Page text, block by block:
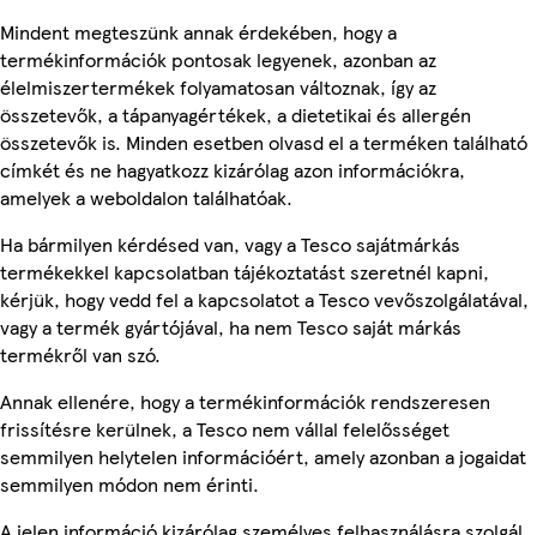
Mindent megteszünk annak érdekében, hogy a
termékinformációk pontosak legyenek, azonban az
élelmiszertermékek folyamatosan változnak, így az
összetevők, a tápanyagértékek, a dietetikai és allergén
összetevők is. Minden esetben olvasd el a terméken található
címkét és ne hagyatkozz kizárólag azon információkra,
amelyek a weboldalon találhatóak.
Ha bármilyen kérdésed van, vagy a Tesco sajátmárkás
termékekkel kapcsolatban tájékoztatást szeretnél kapni,
kérjük, hogy vedd fel a kapcsolatot a Tesco vevőszolgálatával,
vagy a termék gyártójával, ha nem Tesco saját márkás
termékről van szó.
Annak ellenére, hogy a termékinformációk rendszeresen
frissítésre kerülnek, a Tesco nem vállal felelősséget
semmilyen helytelen információért, amely azonban a jogaidat
semmilyen módon nem érinti.